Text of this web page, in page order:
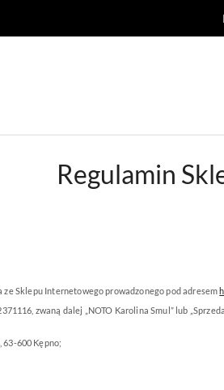
Regulamin
Sklepu Internetowego prowadzonego pod adresem
zwaną dalej „NOTO Karolina Smul” lub
63-600 Kępno;